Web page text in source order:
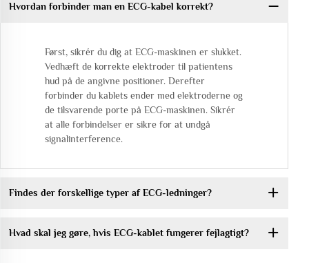
Hvordan forbinder man en ECG-kabel korrekt?
Først, sikrér du dig at ECG-maskinen er slukket.
Vedhæft de korrekte elektroder til patientens
hud på de angivne positioner. Derefter
forbinder du kablets ender med elektroderne og
de tilsvarende porte på ECG-maskinen. Sikrér
at alle forbindelser er sikre for at undgå
signalinterference.
Findes der forskellige typer af ECG-ledninger?
Hvad skal jeg gøre, hvis ECG-kablet fungerer fejlagtigt?